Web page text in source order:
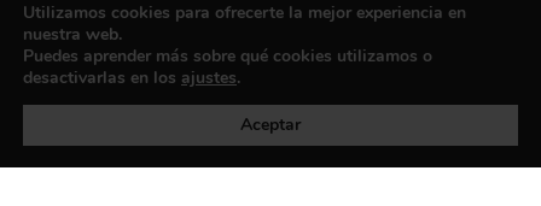
Política de privacidad
Utilizamos cookies para ofrecerte la mejor experiencia en
nuestra web.
Puedes aprender más sobre qué cookies utilizamos o
desactivarlas en los ajustes.
Aceptar